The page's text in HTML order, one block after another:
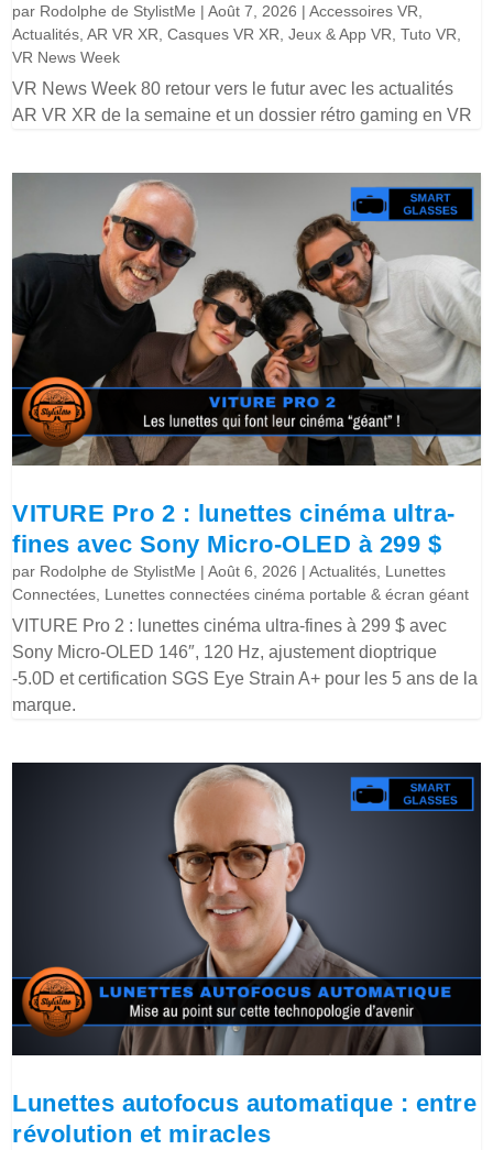
par Rodolphe de StylistMe |Août 7, 2026 |Accessoires VR
Actualités ,AR VR XR ,Casques VR XR ,Jeux & App VR ,Tuto VR
VR News Week
VR News Week 80 retour vers le futur avec les actualités
AR VR XR de la semaine et un dossier rétro gaming en VR
VITURE Pro 2 : lunettes cinéma ultra-
fines avec Sony Micro-OLED à 299 $
par Rodolphe de StylistMe |Août 6, 2026 |Actualités Lunettes
Connectées Lunettes connectées cinéma portable & écran géant
VITURE Pro 2 : lunettes cinéma ultra-fines à 299 $ avec
Sony Micro-OLED 146″, 120 Hz, ajustement dioptrique
-5.0D et certification SGS Eye Strain A+ pour les 5 ans de la
marque.
Lunettes autofocus automatique : entre
révolution et miracles